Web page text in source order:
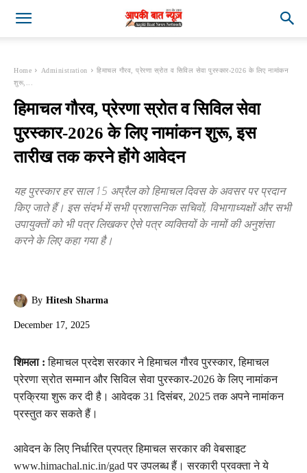
Home Administration
हिमाचल गौरव, प्रेरणा स्रोत व सिविल सेवा पुरस्कार-2026 के लिए नामांकन
शुरू,...
हिमाचल गौरव, प्रेरणा स्रोत व सिविल सेवा
पुरस्कार-2026 के लिए नामांकन शुरू, इस
तारीख तक करने होंगे आवेदन
यह पुरस्कार हर साल 15 अप्रैल को हिमाचल दिवस के अवसर पर प्रदान
किए जाते हैं। इस संदर्भ में सभी प्रशासनिक सचिवों, विभागाध्यक्षों और सभी
उपायुक्तों को भी पत्र लिखकर ऐसे पत्र व्यक्तियों के नामों की अनुशंसा
करने के लिए कहा गया है।
By Hitesh Sharma
December 17, 2025
शिमला : हिमाचल प्रदेश सरकार ने हिमाचल गौरव पुरस्कार, हिमाचल
प्रेरणा स्रोत सम्मान और सिविल सेवा पुरस्कार-2026 के लिए नामांकन
प्रक्रिया शुरू कर दी है। आवेदक 31 दिसंबर, 2025 तक अपने नामांकन
प्रस्तुत कर सकते हैं।
आवेदन के लिए निर्धारित प्रपत्र हिमाचल सरकार की वेबसाइट
www.himachal.nic.in/gad पर उपलब्ध हैं। सरकारी प्रवक्ता ने ये